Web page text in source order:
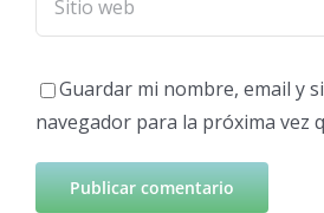
Guardar mi nombre, email y
navegador para la próxima vez